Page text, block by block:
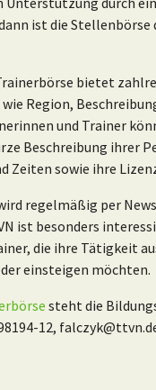
ist die
bietet
Region,
und Trainer
Beschreibung ihrer
Zeiten sowie ihre
regelmäßig per
ist besonders
die ihre Tätigkeit
einsteigen möchten.
steht die
12,